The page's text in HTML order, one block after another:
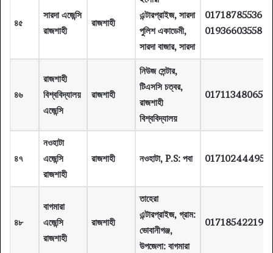
৪৫
সারদা এজেন্সি
রাজশাহী
রাজশাহী
এন্টারপ্রাইজ, সারদা
পুলিশ একাডেমী,
সারদা বাজার, সারদা
01718785536
01936603558
৪৬
রাজশাহী
বিশ্ববিদ্যালয়
এজেন্সি
রাজশাহী
নিউজ সেন্টার,
টিএসসি চত্বর,
রাজশাহী
বিশ্ববিদ্যালয়
01711348065
৪৭
নওহাটা
এজেন্সি
রাজশাহী
রাজশাহী নওহাটা, P.S: পবা 01710244495
৪৮
বাগমারা
এজেন্সি
রাজশাহী
রাজশাহী
তাহেরা
এন্টারপ্রাইজ, গ্রাম:
ভোবানীগঞ্জ,
উপজেলা: বাগমারা
01718542219